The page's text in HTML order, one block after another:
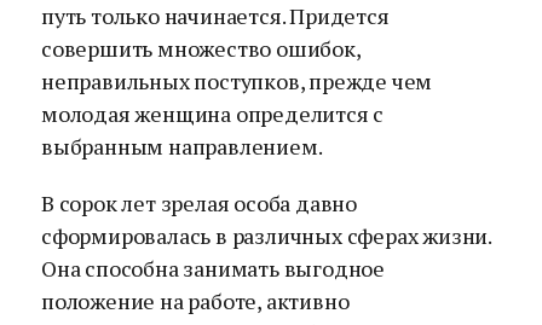
путь только начинается. Придется
совершить множество ошибок,
неправильных поступков, прежде чем
молодая женщина определится с
выбранным направлением.
В сорок лет зрелая особа давно
сформировалась в различных сферах жизни.
Она способна занимать выгодное
положение на работе, активно